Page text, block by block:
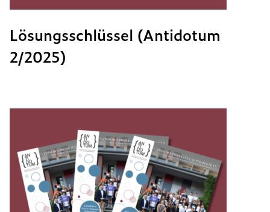
Lösungsschlüssel (Antidotum
2/2025)